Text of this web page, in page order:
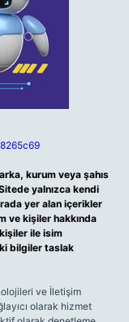
kurum veya şahıs
yalnızca kendi
yer alan içerikler
ve kişiler hakkında
ile isim
bilgiler taslak
ve İletişim
olarak hizmet